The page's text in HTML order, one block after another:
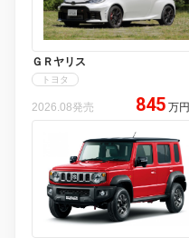
ＧＲヤリス
トヨタ
2026.08発売 845 万円